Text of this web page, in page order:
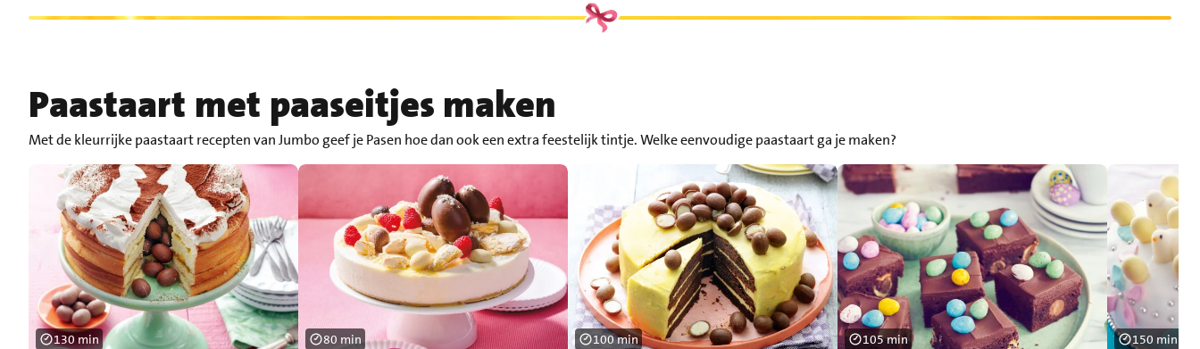
Paastaart met paaseitjes maken
Met de kleurrijke paastaart recepten van Jumbo geef je Pasen hoe dan ook een extra feestelijk tintje. Welke eenvoudige paastaart ga je maken?
130 min 80 min 100 min 105 min 150 min